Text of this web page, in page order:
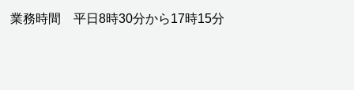
業務時間 平日8時30分から17時15分